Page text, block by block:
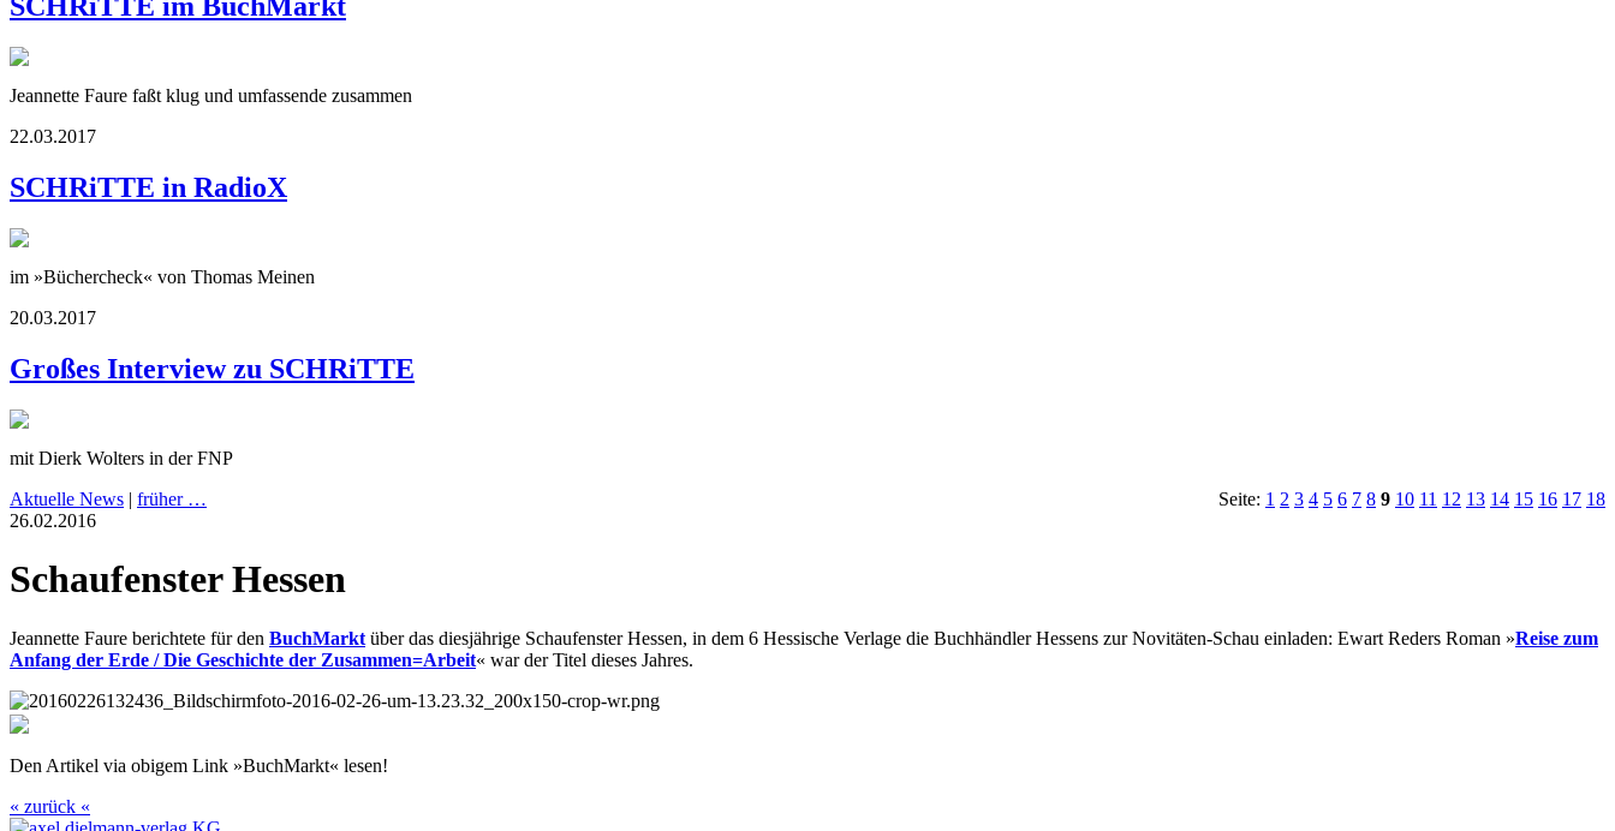
SCHRiTTE im BuchMarkt
Jeannette Faure faßt klug und umfassende zusammen
22.03.2017
SCHRiTTE in RadioX
im »Büchercheck« von Thomas Meinen
20.03.2017
Großes Interview zu SCHRiTTE
mit Dierk Wolters in der FNP
Aktuelle News | früher … Seite: 1 2 3 4 5 6 7 8 9 10 11 12 13 14 15 16 17 18
26.02.2016
Schaufenster Hessen
Jeannette Faure berichtete für den BuchMarkt über das diesjährige Schaufenster Hessen, in dem 6 Hessische Verlage die Buchhändler Hessens zur Novitäten-Schau einladen: Ewart Reders Roman »Reise zum
Anfang der Erde / Die Geschichte der Zusammen=Arbeit« war der Titel dieses Jahres.
Den Artikel via obigem Link »BuchMarkt« lesen!
« zurück «